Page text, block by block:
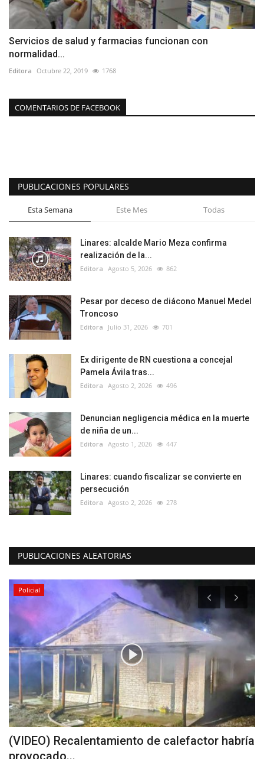
Servicios de salud y farmacias funcionan con
normalidad...
Editora Octubre 22, 2019 1768
COMENTARIOS DE FACEBOOK
PUBLICACIONES POPULARES
Esta Semana Este Mes Todas
Linares: alcalde Mario Meza confirma
realización de la...
Editora Agosto 5, 2026 862
Pesar por deceso de diácono Manuel Medel
Troncoso
Editora Julio 31, 2026 701
Ex dirigente de RN cuestiona a concejal
Pamela Ávila tras...
Editora Agosto 2, 2026 496
Denuncian negligencia médica en la muerte
de niña de un...
Editora Agosto 1, 2026 447
Linares: cuando fiscalizar se convierte en
persecución
Editora Agosto 2, 2026 278
PUBLICACIONES ALEATORIAS
Policial
(VIDEO) Recalentamiento de calefactor habría
provocado...